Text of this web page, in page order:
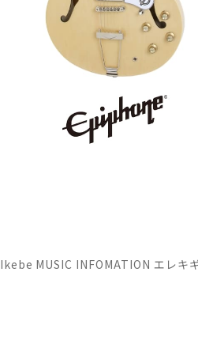
Ikebe MUSIC INFOMATION エレキ